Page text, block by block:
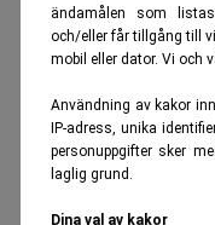
ändamålen som
och/eller får tillgång till
mobil eller dator. Vi och
Användning av kakor
IP-adress, unika
personuppgifter sker
laglig grund.
Dina val av kakor